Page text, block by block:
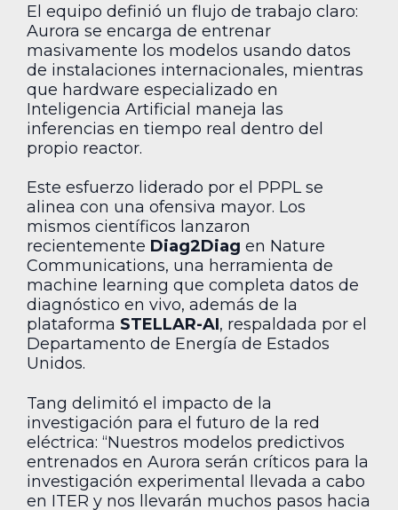
El equipo definió un flujo de trabajo claro:
Aurora se encarga de entrenar
masivamente los modelos usando datos
de instalaciones internacionales, mientras
que hardware especializado en
Inteligencia Artificial maneja las
inferencias en tiempo real dentro del
propio reactor.
Este esfuerzo liderado por el PPPL se
alinea con una ofensiva mayor. Los
mismos científicos lanzaron
recientemente Diag2Diag en Nature
Communications, una herramienta de
machine learning que completa datos de
diagnóstico en vivo, además de la
plataforma STELLAR-AI, respaldada por el
Departamento de Energía de Estados
Unidos.
Tang delimitó el impacto de la
investigación para el futuro de la red
eléctrica: “Nuestros modelos predictivos
entrenados en Aurora serán críticos para la
investigación experimental llevada a cabo
en ITER y nos llevarán muchos pasos hacia